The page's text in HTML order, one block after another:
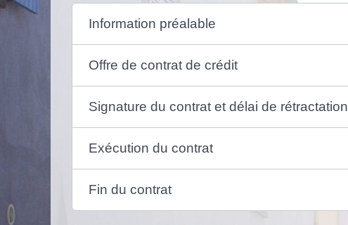
Information préalable
Offre de contrat de crédit
Signature du contrat et délai de rétractation
Exécution du contrat
Fin du contrat